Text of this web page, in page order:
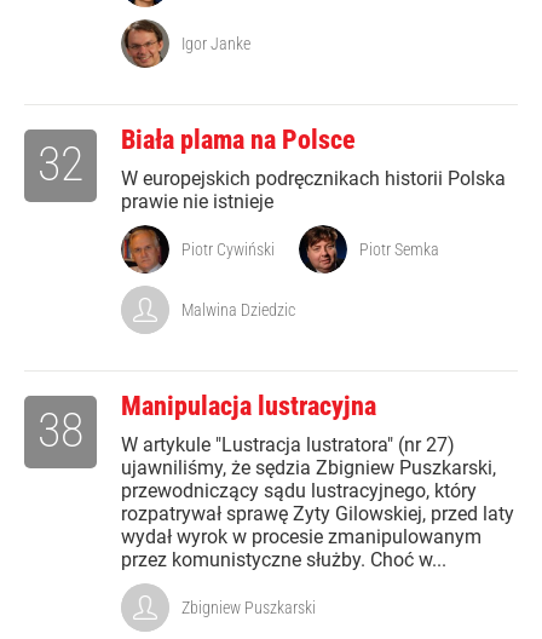
Igor Janke
Biała plama na Polsce
W europejskich podręcznikach historii Polska
prawie nie istnieje
32
Piotr Cywiński Piotr Semka
Malwina Dziedzic
Manipulacja lustracyjna
W artykule "Lustracja lustratora" (nr 27)
ujawniliśmy, że sędzia Zbigniew Puszkarski,
przewodniczący sądu lustracyjnego, który
rozpatrywał sprawę Zyty Gilowskiej, przed laty
wydał wyrok w procesie zmanipulowanym
przez komunistyczne służby. Choć w...
38
Zbigniew Puszkarski